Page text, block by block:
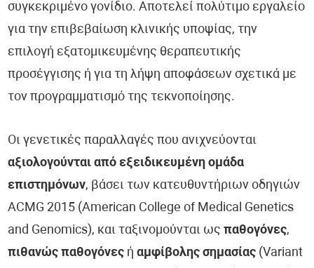
συγκεκριμένο γονίδιο. Αποτελεί πολύτιμο εργαλείο
για την επιβεβαίωση κλινικής υποψίας, την
επιλογή εξατομικευμένης θεραπευτικής
προσέγγισης ή για τη λήψη αποφάσεων σχετικά με
τον προγραμματισμό της τεκνοποίησης.
Οι γενετικές παραλλαγές που ανιχνεύονται
αξιολογούνται από εξειδικευμένη ομάδα
επιστημόνων, βάσει των κατευθυντήριων οδηγιών
ACMG 2015 (American College of Medical Genetics
and Genomics), και ταξινομούνται ωςπαθογόνες,
πιθανώς παθογόνες ήαμφίβολης σημασίας (Variant